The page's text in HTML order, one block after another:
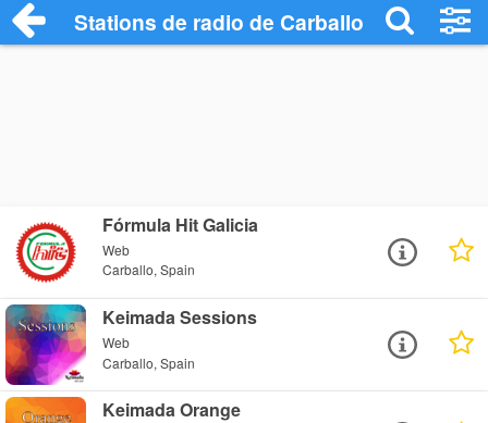
Stations de radio de Carballo
Fórmula Hit Galicia
Web
Carballo, Spain
Keimada Sessions
Web
Carballo, Spain
Keimada Orange